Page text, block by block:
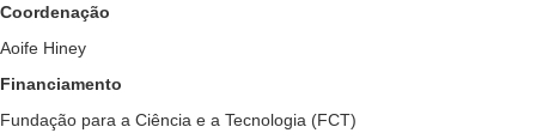
Coordenação
Aoife Hiney
Financiamento
Fundação para a Ciência e a Tecnologia (FCT)